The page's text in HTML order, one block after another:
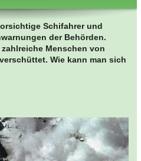
Schifahrer und
der Behörden.
Menschen von
Wie kann man sich